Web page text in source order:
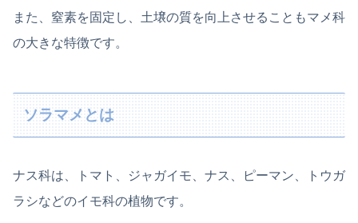
また、窒素を固定し、土壌の質を向上させることもマメ科
の大きな特徴です。
ソラマメとは
ナス科は、トマト、ジャガイモ、ナス、ピーマン、トウガ
ラシなどのイモ科の植物です。